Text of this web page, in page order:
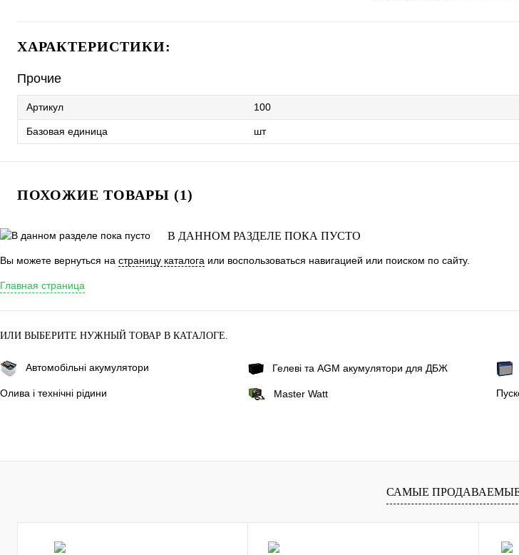
ХАРАКТЕРИСТИКИ:
Прочие
Артикул 100
Базовая единица шт
ПОХОЖИЕ ТОВАРЫ (1)
В ДАННОМ РАЗДЕЛЕ ПОКА ПУСТО
Вы можете вернуться на страницу каталога или воспользоваться навигацией или поиском по сайту.
Главная страница
ИЛИ ВЫБЕРИТЕ НУЖНЫЙ ТОВАР В КАТАЛОГЕ.
Автомобільні акумулятори Гелеві та AGM акумулятори для ДБЖ
Олива і технічні рідини Master Watt
САМЫЕ